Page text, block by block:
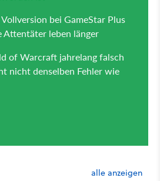
alle anzeigen